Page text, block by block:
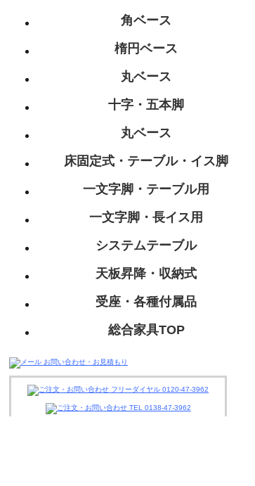
角ベース
楕円ベース
丸ベース
十字・五本脚
丸ベース
床固定式・テーブル・イス脚
一文字脚・テーブル用
一文字脚・長イス用
システムテーブル
天板昇降・収納式
受座・各種付属品
総合家具TOP